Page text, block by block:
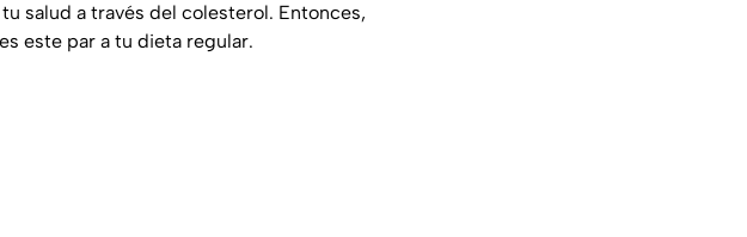
salud a través del colesterol. Entonces,
este par a tu dieta regular.